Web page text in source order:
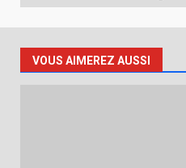
VOUS AIMEREZ AUSSI